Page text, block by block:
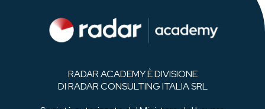
RADAR ACADEMY È DIVISIONE
DI RADAR CONSULTING ITALIA SRL